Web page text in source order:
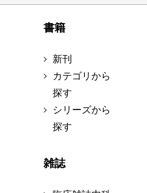
書籍
新刊
カテゴリから
探す
シリーズから
探す
雑誌